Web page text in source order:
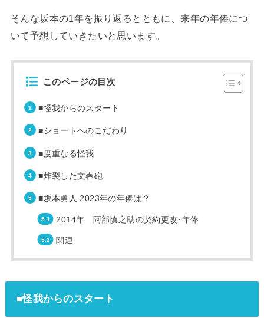
そんな坂本の1年を振り返るとともに、来年の年俸につ
いて予想していきたいと思います。
このページの目次
■怪我からのスタート
■ショートへのこだわり
■度重なる怪我
■炸裂した文春砲
■坂本勇人 2023年の年俸は？
2014年 阿部慎之助の契約更改･年俸
関連
■怪我からのスタート